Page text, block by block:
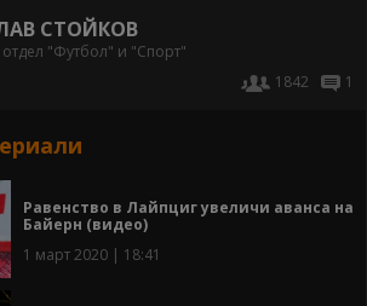
СТОЙКОВ
отдел "Футбол" и "Спорт"
1842
1
Равенство в Лайпциг увеличи аванса на
Байерн (видео)
1 март 2020 | 18:41